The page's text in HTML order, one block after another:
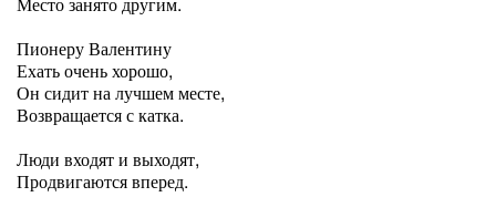
Пионеру Валентину
Ехать очень хорошо,
Он сидит на лучшем месте,
Возвращается с катка.
Люди входят и выходят,
Продвигаются вперед.